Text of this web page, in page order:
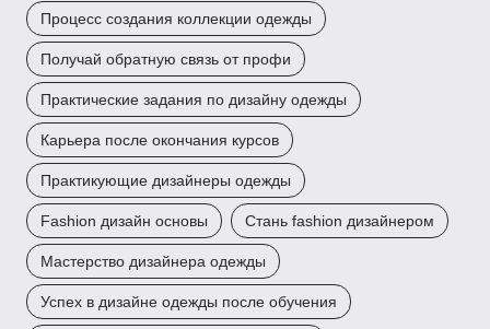
Процесс создания коллекции одежды
Получай обратную связь от профи
Практические задания по дизайну одежды
Карьера после окончания курсов
Практикующие дизайнеры одежды
Fashion дизайн основы Стань fashion дизайнером
Мастерство дизайнера одежды
Успех в дизайне одежды после обучения